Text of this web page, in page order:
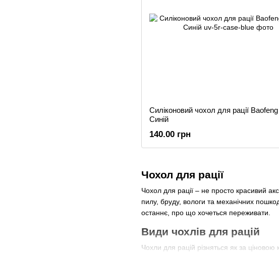
Чохол для рації
Чохол для рації – не просто красивий
пилу, бруду, вологи та механічних
останнє, про що хочеться переживати.
Види чохлів для рацій
Чохли для рацій різняться як за ціновою
Силіконовий чохол для рації
Синій
140.00 грн